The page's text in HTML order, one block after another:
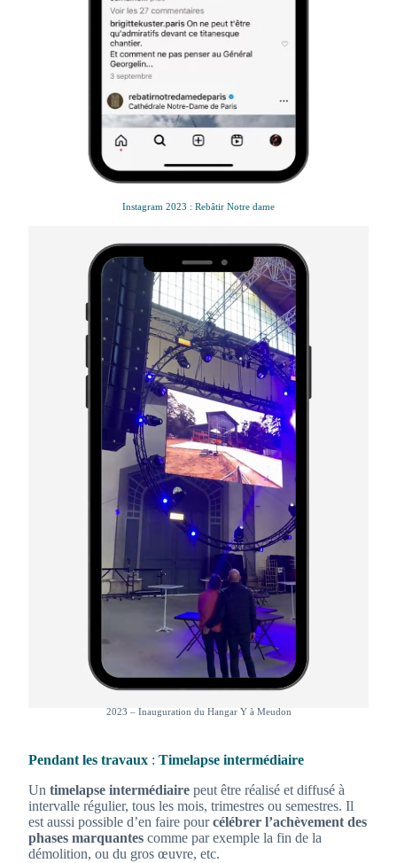
Instagram 2023 : Rebâtir Notre dame
2023 – Inauguration du Hangar Y à Meudon
Pendant les travaux : Timelapse intermédiaire
Un timelapse intermédiaire peut être réalisé et diffusé à
intervalle régulier, tous les mois, trimestres ou semestres. Il
est aussi possible d’en faire pourcélébrer l’achèvement des
phases marquantes comme par exemple la fin de la
démolition, ou du gros œuvre, etc.